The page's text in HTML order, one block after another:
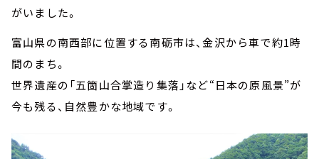
がいました。
富山県の南西部に位置する南砺市は、金沢から車で約1時
間のまち。
世界遺産の「五箇山合掌造り集落」など“日本の原風景”が
今も残る、自然豊かな地域です。